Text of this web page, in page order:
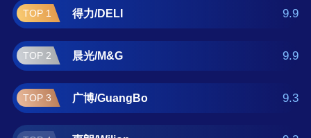
朗/Wilion、浩立信/LISON、西玛/SIMAA、齐
心/COMIX、金蝶/Kingdee、天章/TANGO、凯
萨 。如果您正在查找收据本什么牌子好？那么
本收据本十大品牌榜单可供您作为选购参考，
我们致力于用最真实的数据提供收据本品牌推
荐，让您选得放心。(榜单每月更新一次)
TOP 1 得力/DELI 9.9
TOP 2 晨光/M&G 9.9
TOP 3 广博/GuangBo 9.3